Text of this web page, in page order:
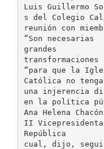
Luis Guillermo
s del Colegio
reunión con
“Son necesarias
grandes
transformaciones
“para que la
Católica no tenga
una injerencia
en la política
Ana Helena Chacón
II
República
cual, dijo,